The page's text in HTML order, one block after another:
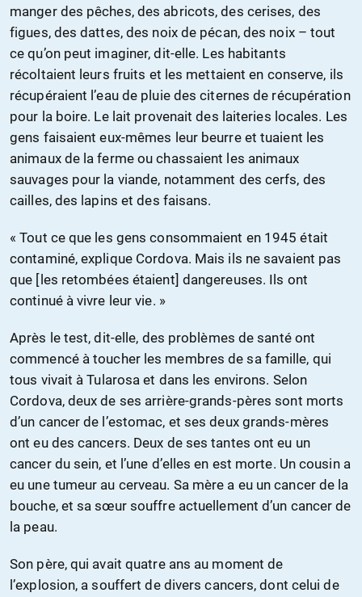
manger des pêches, des abricots, des cerises, des
figues, des dattes, des noix de pécan, des noix – tout
ce qu’on peut imaginer, dit-elle. Les habitants
récoltaient leurs fruits et les mettaient en conserve, ils
récupéraient l’eau de pluie des citernes de récupération
pour la boire. Le lait provenait des laiteries locales. Les
gens faisaient eux-mêmes leur beurre et tuaient les
animaux de la ferme ou chassaient les animaux
sauvages pour la viande, notamment des cerfs, des
cailles, des lapins et des faisans.
« Tout ce que les gens consommaient en 1945 était
contaminé, explique Cordova. Mais ils ne savaient pas
que [les retombées étaient] dangereuses. Ils ont
continué à vivre leur vie. »
Après le test, dit-elle, des problèmes de santé ont
commencé à toucher les membres de sa famille, qui
tous vivait à Tularosa et dans les environs. Selon
Cordova, deux de ses arrière-grands-pères sont morts
d’un cancer de l’estomac, et ses deux grands-mères
ont eu des cancers. Deux de ses tantes ont eu un
cancer du sein, et l’une d’elles en est morte. Un cousin a
eu une tumeur au cerveau. Sa mère a eu un cancer de la
bouche, et sa sœur souffre actuellement d’un cancer de
la peau.
Son père, qui avait quatre ans au moment de
l’explosion, a souffert de divers cancers, dont celui de